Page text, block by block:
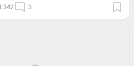
342 3